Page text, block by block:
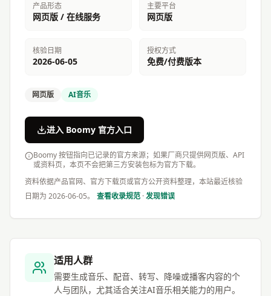
产品形态
网页版 / 在线服务
主要平台
网页版
核验日期
2026-06-05
授权方式
免费/付费版本
网页版 AI音乐
进入 Boomy 官方入口
Boomy 按钮指向已记录的官方来源；如果厂商只提供网页版、API
或资料页，本页不会把第三方安装包标为官方下载。
资料依据产品官网、官方下载页或官方公开资料整理，本站最近核验
日期为 2026-06-05。 查看收录规范 ·发现错误
适用人群
需要生成音乐、配音、转写、降噪或播客内容的个
人与团队，尤其适合关注AI音乐相关能力的用户。